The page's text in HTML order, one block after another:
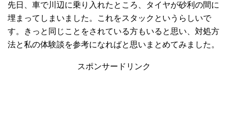
先日、車で川辺に乗り入れたところ、タイヤが砂利の間に
埋まってしまいました。これをスタックというらしいで
す。きっと同じことをされている方もいると思い、対処方
法と私の体験談を参考になればと思いまとめてみました。
スポンサードリンク